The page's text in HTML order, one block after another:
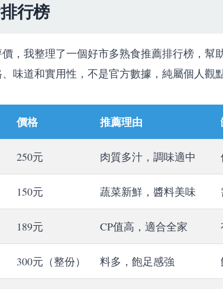
行榜
，我整理了一個好市多熟食推薦排行榜，幫
味道和實用性，不是官方數據，純屬個人觀點
價格 推薦理由
250元 肉質多汁，調味適中
150元 蔬菜新鮮，醬料美味
189元 CP值高，適合全家
300元（整份） 料多，飽足感強